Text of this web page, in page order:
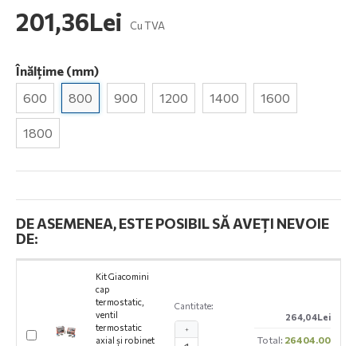
201,36Lei Cu TVA
Înălțime (mm)
600
800 900 1200 1400 1600
1800
DE ASEMENEA, ESTE POSIBIL SĂ AVEȚI NEVOIE
DE:
Kit Giacomini
cap
termostatic,
ventil
termostatic
axial și robinet
Cantitate:
+
264,04Lei
Total: 26404.00